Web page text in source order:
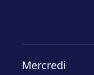
Mercredi